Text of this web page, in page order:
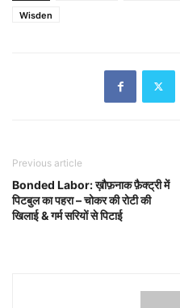
Wisden
Previous article
Bonded Labor: ख़ौफ़नाक फ़ैक्ट्री में
पिटबुल का पहरा – चोकर की रोटी की
खिलाई & गर्म सरियों से पिटाई